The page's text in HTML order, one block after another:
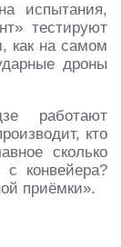
испытания,
тестируют
как на самом
дроны
работают
кто
сколько
конвейера?
приёмки».